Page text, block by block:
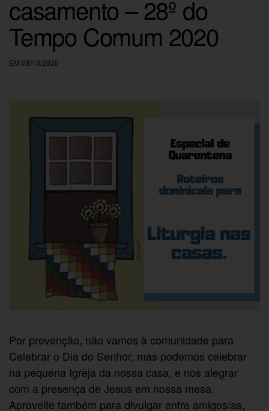
casamento – 28º do
Tempo Comum 2020
EM 08/10/2020
Por prevenção, não vamos à comunidade para
Celebrar o Dia do Senhor, mas podemos celebrar
na pequena Igreja da nossa casa, e nos alegrar
com a presença de Jesus em nossa mesa.
Aproveite também para divulgar entre amigos/as,